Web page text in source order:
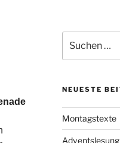
nach:
NEUESTE
Montagstexte